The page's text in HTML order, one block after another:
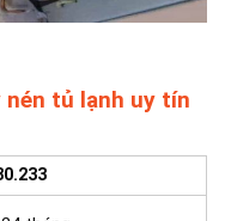
tủ lạnh uy tín